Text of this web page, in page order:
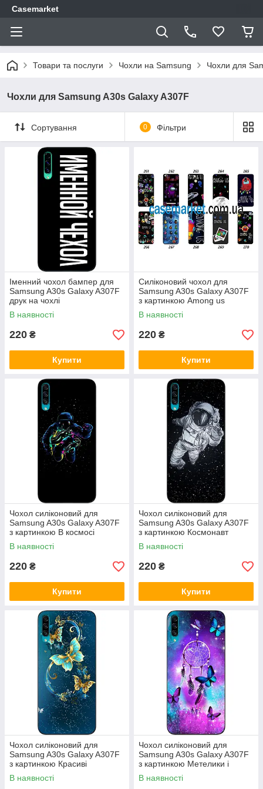
Casemarket
Товари та послуги Чохли на Samsung Чохли для
Чохли для Samsung A30s Galaxy A307F
Сортування 0 Фільтри
Іменний чохол бампер для
Samsung A30s Galaxy A307F
друк на чохлі
В наявності
220 ₴
Купити
Силіконовий чохол для
Samsung A30s Galaxy A307F
з картинкою Among us
В наявності
220 ₴
Купити
Чохол силіконовий для
Samsung A30s Galaxy A307F
з картинкою В космосі
В наявності
220 ₴
Купити
Чохол силіконовий для
Samsung A30s Galaxy A307F
з картинкою Космонавт
В наявності
220 ₴
Купити
Чохол силіконовий для
Samsung A30s Galaxy A307F
з картинкою Красиві
метелики
В наявності
Чохол силіконовий для
Samsung A30s Galaxy A307F
з картинкою Метелики і
оберіг
В наявності